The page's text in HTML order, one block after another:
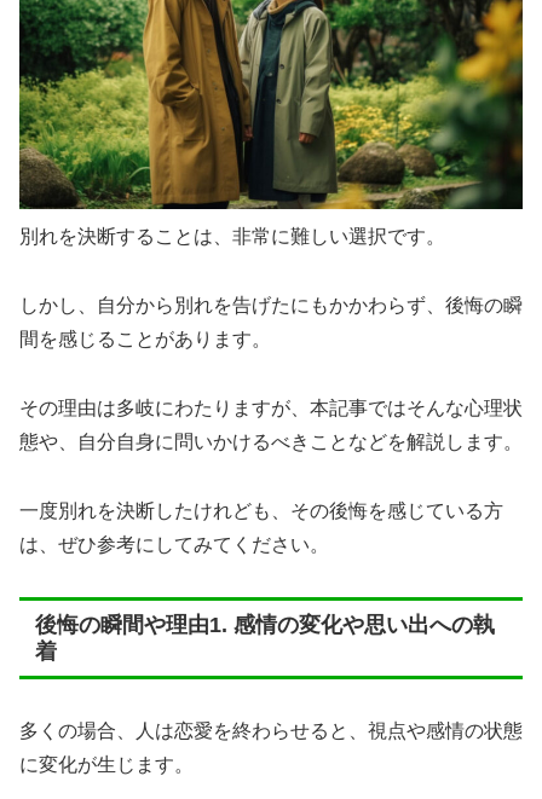
別れを決断することは、非常に難しい選択です。
しかし、自分から別れを告げたにもかかわらず、後悔の瞬
間を感じることがあります。
その理由は多岐にわたりますが、本記事ではそんな心理状
態や、自分自身に問いかけるべきことなどを解説します。
一度別れを決断したけれども、その後悔を感じている方
は、ぜひ参考にしてみてください。
後悔の瞬間や理由1. 感情の変化や思い出への執
着
多くの場合、人は恋愛を終わらせると、視点や感情の状態
に変化が生じます。